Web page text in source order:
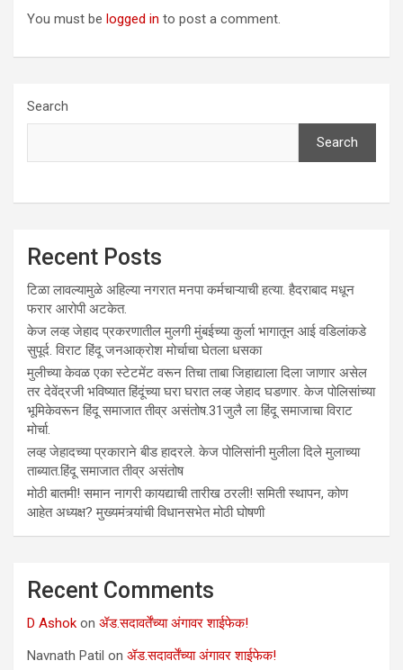
You must be logged in to post a comment.
Search
Search
Recent Posts
टिळा लावल्यामुळे अहिल्या नगरात मनपा कर्मचाऱ्याची हत्या. हैदराबाद मधून
फरार आरोपी अटकेत.
केज लव्ह जेहाद प्रकरणातील मुलगी मुंबईच्या कुर्ला भागातून आई वडिलांकडे
सुपूर्द. विराट हिंदू जनआक्रोश मोर्चाचा घेतला धसका
मुलीच्या केवळ एका स्टेटमेंट वरून तिचा ताबा जिहाद्याला दिला जाणार असेल
तर देवेंद्रजी भविष्यात हिंदूंच्या घरा घरात लव्ह जेहाद घडणार. केज पोलिसांच्या
भूमिकेवरून हिंदू समाजात तीव्र असंतोष.31जुलै ला हिंदू समाजाचा विराट
मोर्चा.
लव्ह जेहादच्या प्रकाराने बीड हादरले. केज पोलिसांनी मुलीला दिले मुलाच्या
ताब्यात.हिंदू समाजात तीव्र असंतोष
मोठी बातमी! समान नागरी कायद्याची तारीख ठरली! समिती स्थापन, कोण
आहेत अध्यक्ष? मुख्यमंत्र्यांची विधानसभेत मोठी घोषणी
Recent Comments
D Ashok on ॲड.सदावर्तेंच्या अंगावर शाईफेक!
Navnath Patil on ॲड.सदावर्तेंच्या अंगावर शाईफेक!